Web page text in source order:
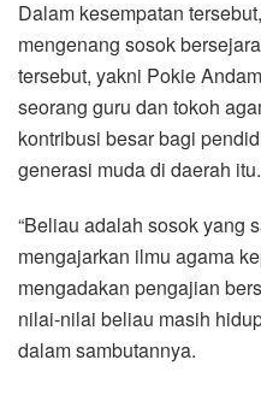
Dalam kesempatan
mengenang sosok
tersebut, yakni Pokie
seorang guru dan tokoh
kontribusi besar bagi
generasi muda di daerah itu.
“Beliau adalah sosok yang
mengajarkan ilmu agama
mengadakan pengajian
nilai-nilai beliau masih
dalam sambutannya.